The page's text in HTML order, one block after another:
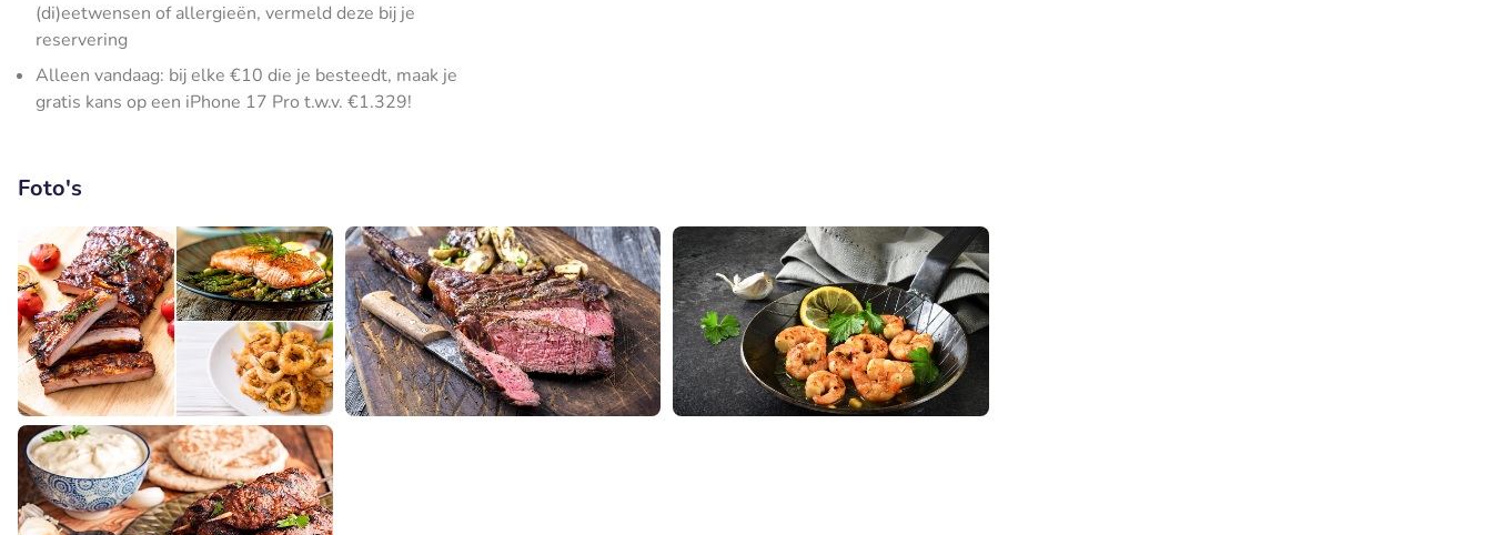
(di)eetwensen of allergieën, vermeld deze bij je
reservering
Alleen vandaag: bij elke €10 die je besteedt, maak je
gratis kans op een iPhone 17 Pro t.w.v. €1.329!
Foto's